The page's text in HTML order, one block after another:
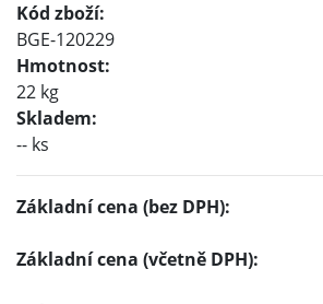
Kód zboží:
BGE-120229
Hmotnost:
22 kg
Skladem:
-- ks
Základní cena (bez DPH):
Základní cena (včetně DPH):